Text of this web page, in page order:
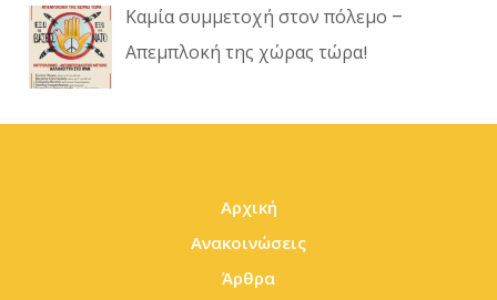
Καμία συμμετοχή στον πόλεμο –
Απεμπλοκή της χώρας τώρα!
Αρχική
Ανακοινώσεις
Άρθρα